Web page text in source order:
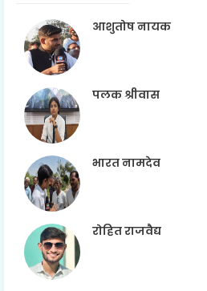
आशुतोष नायक
पलक श्रीवास
भारत नामदेव
रोहित राजवैद्य